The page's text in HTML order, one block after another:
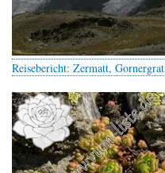
Reisebericht: Zermatt, Gornergrat